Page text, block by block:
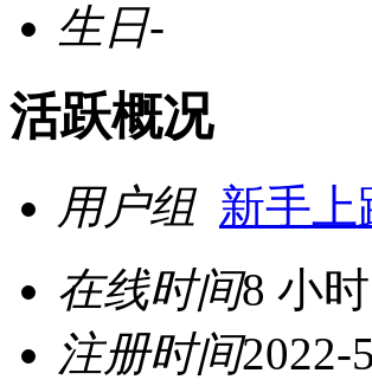
生日-
活跃概况
用户组 新手上
在线时间8 小时
注册时间2022-